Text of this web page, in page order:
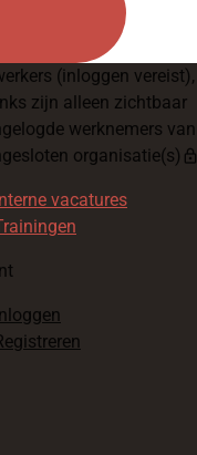
(inloggen vereist),
zijn alleen zichtbaar
werknemers van
organisatie(s)
vacatures